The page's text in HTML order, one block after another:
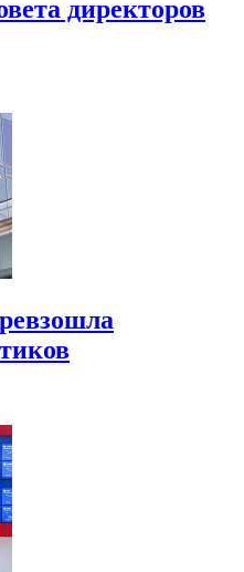
директоров